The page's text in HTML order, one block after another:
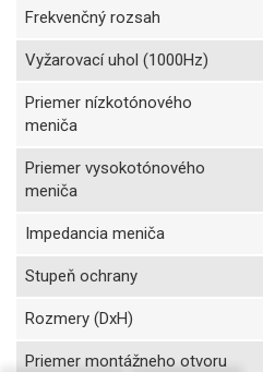
Frekvenčný rozsah
Vyžarovací uhol (1000Hz)
Priemer nízkotónového
meniča
Priemer vysokotónového
meniča
Impedancia meniča
Stupeň ochrany
Rozmery (DxH)
Priemer montážneho otvoru